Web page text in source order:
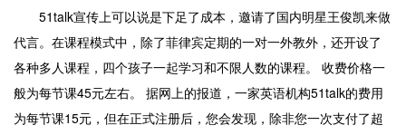
51talk宣传上可以说是下足了成本，邀请了国内明星王俊凯来做
代言。在课程模式中，除了菲律宾定期的一对一外教外，还开设了
各种多人课程，四个孩子一起学习和不限人数的课程。 收费价格一
般为每节课45元左右。 据网上的报道，一家英语机构51talk的费用
为每节课15元，但在正式注册后，您会发现，除非您一次支付了超